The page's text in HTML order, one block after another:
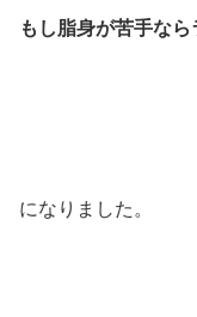
もし脂身が苦手なら
になりました。